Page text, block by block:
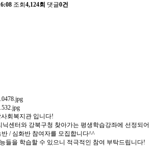
조회 4,124회 댓글0건
회복지관 입니다!
센터와 강북구청 찾아가는 평생학습강좌에 선정되어
/ 심화반 참여자를 모집합니다^^
들을 학습할 수 있으니 적극적인 참여 부탁드립니다!